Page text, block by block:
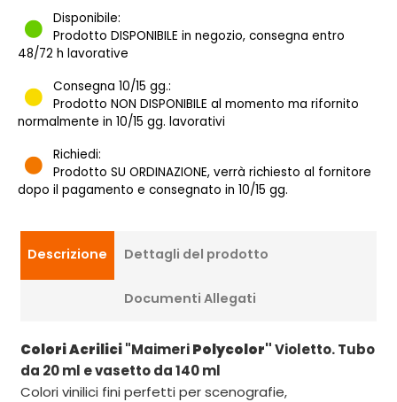
Disponibile:
Prodotto DISPONIBILE in negozio, consegna entro
48/72 h lavorative
Consegna 10/15 gg.:
Prodotto NON DISPONIBILE al momento ma rifornito
normalmente in 10/15 gg. lavorativi
Richiedi:
Prodotto SU ORDINAZIONE, verrà richiesto al fornitore
dopo il pagamento e consegnato in 10/15 gg.
Descrizione Dettagli del prodotto
Documenti Allegati
Colori Acrilici"MaimeriPolycolor"Violetto. Tubo
da 20 ml e vasetto da 140 ml
Colori vinilici fini perfetti per scenografie,